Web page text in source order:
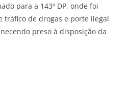
para a 143ª DP, onde foi
tráfico de drogas e porte ilegal
preso à disposição da